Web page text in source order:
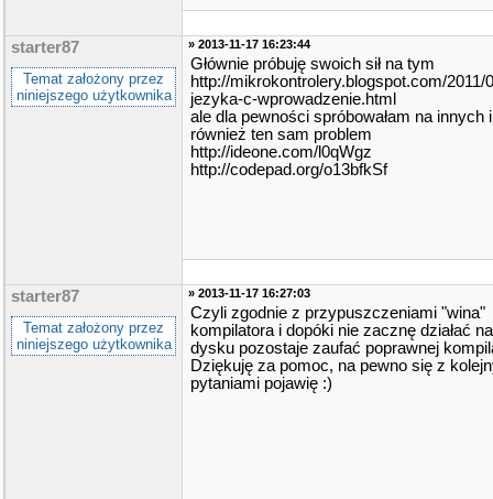
starter87
Temat założony przez
niniejszego użytkownika
» 2013-11-17 16:23:44
Głównie próbuję swoich sił na tym
http://mikrokontrolery.blogspot.com/2011/
jezyka-c-wprowadzenie.html
ale dla pewności spróbowałam na innych i
również ten sam problem
http://ideone.com/l0qWgz
http://codepad.org/o13bfkSf
starter87
Temat założony przez
niniejszego użytkownika
» 2013-11-17 16:27:03
Czyli zgodnie z przypuszczeniami "wina"
kompilatora i dopóki nie zacznę działać
dysku pozostaje zaufać poprawnej
Dziękuję za pomoc, na pewno się z
pytaniami pojawię :)